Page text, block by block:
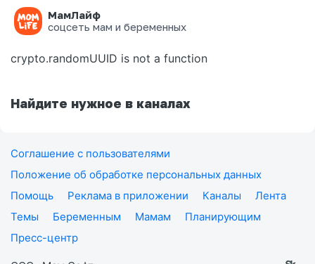
МамЛайф
соцсеть мам и беременных
Ошибка на странице
crypto.randomUUID is not a function
Найдите нужное в каналах
Соглашение с пользователями
Положение об обработке персональных данных
Помощь
Реклама в приложении Каналы
Лента
Темы
Беременным Мамам
Планирующим
Пресс-центр